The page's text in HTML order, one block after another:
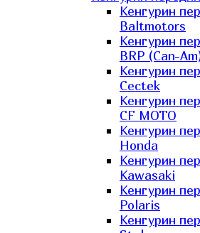
Кенгурин
Baltmotors
Кенгурин
BRP (Can-
Кенгурин
Cectek
Кенгурин
CF MOTO
Кенгурин
Honda
Кенгурин
Kawasaki
Кенгурин
Polaris
Кенгурин